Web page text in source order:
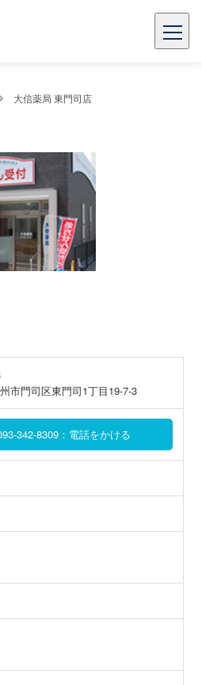
大信薬局 東門司店
市門司区東門司1丁目19-7-3
342-8309：電話をかける